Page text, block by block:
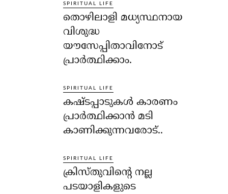
SPIRITUAL LIFE
തൊഴിലാളി മധ്യസ്ഥനായ
വിശുദ്ധ
യൗസേപ്പിതാവിനോട്
പ്രാര്‍ത്ഥിക്കാം.
SPIRITUAL LIFE
കഷ്ടപ്പാടുകള്‍ കാരണം
പ്രാര്‍ത്ഥിക്കാന്‍ മടി
കാണിക്കുന്നവരോട്..
SPIRITUAL LIFE
ക്രിസ്തുവിന്റെ നല്ല
പടയാളികളുടെ